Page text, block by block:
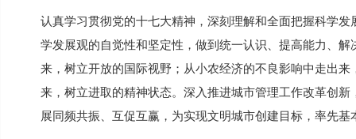
认真学习贯彻党的十七大精神，深刻理解和全面把握科学
学发展观的自觉性和坚定性，做到统一认识、提高能力、
来，树立开放的国际视野；从小农经济的不良影响中走出
来，树立进取的精神状态。深入推进城市管理工作改革创
展同频共振、互促互赢，为实现文明城市创建目标，率先